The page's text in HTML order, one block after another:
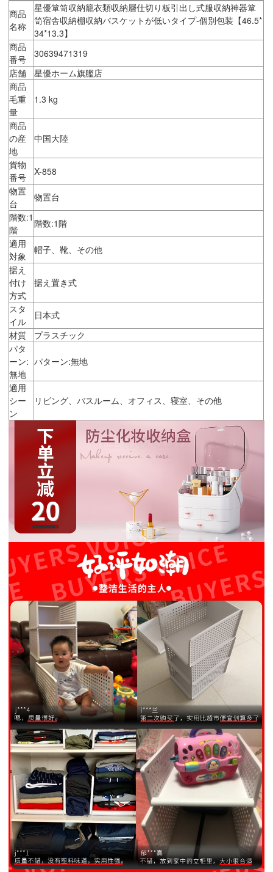
商品
名称
星優箪笥収納籠衣類収納層仕切り板引出し式服収納神器箪
笥宿舎収納棚収納バスケットが低いタイプ-個別包装【46.5*
34*13.3】
商品
番号
30639471319
店舗
星優ホーム旗艦店
商品
毛重
量
1.3 kg
商品
の産
地
中国大陸
貨物
番号
X-858
物置
台
物置台
階数:1
階
階数:1階
適用
対象
帽子、靴、その他
据え
付け
方式
据え置き式
スタ
イル
日本式
材質
プラスチック
パタ
ーン:
無地
パターン:無地
適用
シー
ン
リビング、バスルーム、オフィス、寝室、その他